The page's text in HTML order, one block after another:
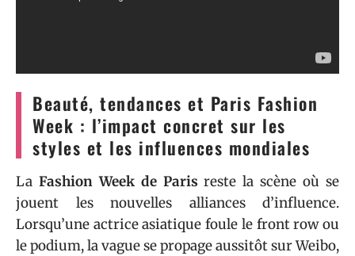
Beauté, tendances et Paris Fashion
Week : l’impact concret sur les
styles et les influences mondiales
La Fashion Week de Paris reste la scène où se
jouent les nouvelles alliances d’influence.
Lorsqu’une actrice asiatique foule le front row ou
le podium, la vague se propage aussitôt sur Weibo,